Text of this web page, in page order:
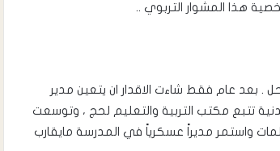
هذا المشوار التربوي ..
بعد عام فقط شاءت الاقدار ان يتعين مدير
تتبع مكتب التربية والتعليم لحج ، وتوسعت
واستمر مديراً عسكرياً في المدرسة مايقارب